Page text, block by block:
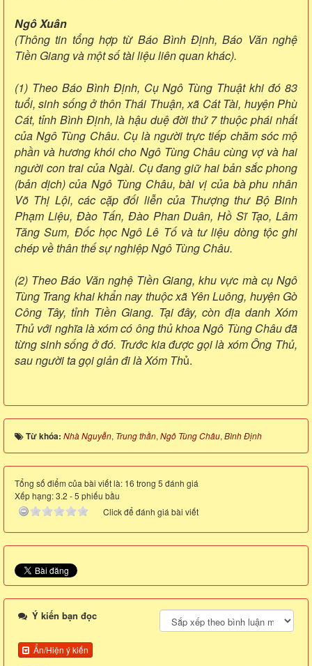
Ngô Xuân
(Thông tin tổng hợp từ Báo Bình Định, Báo Văn nghệ
Tiền Giang và một số tài liệu liên quan khác).
(1) Theo Báo Bình Định, Cụ Ngô Tùng Thuật khi đó 83
tuổi, sinh sống ở thôn Thái Thuận, xã Cát Tài, huyện Phù
Cát, tỉnh Bình Định, là hậu duệ đời thứ 7 thuộc phái nhất
của Ngô Tùng Châu. Cụ là người trực tiếp chăm sóc mộ
phần và hương khói cho Ngô Tùng Châu cùng vợ và hai
người con trai của Ngài. Cụ đang giữ hai bản sắc phong
(bản dịch) của Ngô Tùng Châu, bài vị của bà phu nhân
Võ Thị Lội, các cặp đối liễn của Thượng thư Bộ Binh
Phạm Liệu, Đào Tấn, Đào Phan Duân, Hồ Sĩ Tạo, Lâm
Tăng Sum, Đốc học Ngô Lê Tố và tư liệu dòng tộc ghi
chép về thân thế sự nghiệp Ngô Tùng Châu.
(2) Theo Báo Văn nghệ Tiền Giang, khu vực mà cụ Ngô
Tùng Trang khai khẩn nay thuộc xã Yên Luông, huyện Gò
Công Tây, tỉnh Tiền Giang. Tại đây, còn địa danh Xóm
Thủ với nghĩa là xóm có ông thủ khoa Ngô Tùng Châu đã
từng sinh sống ở đó. Trước kia được gọi là xóm Ông Thủ,
sau người ta gọi giản đi là Xóm Thủ.
Từ khóa: Nhà Nguyễn, Trung thần, Ngô Tùng Châu, Bình Định
Tổng số điểm của bài viết là: 16 trong 5 đánh giá
Xếp hạng:3.2 -5 phiếu bầu
Click để đánh giá bài viết
Ý kiến bạn đọc
Ẩn/Hiện ý kiến